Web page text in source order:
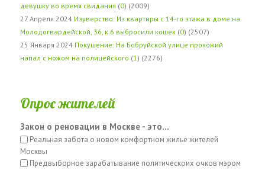
девушку во время свидания (0) (2009)
27 Апреля 2024 Изуверство: Из квартиры с 14-го этажа в доме на
Молодогвардейской, 36, к.6 выбросили кошек (0) (2507)
25 Января 2024 Покушение: На Бобруйской улице прохожий
напал с ножом на полицейского (1 ) (2276)
Опрос жителей
Закон о реновации в Москве - это...
Реальная забота о новом комфортном жилье жителей
Москвы
Предвыборное зарабатывание политическоих очков мэром